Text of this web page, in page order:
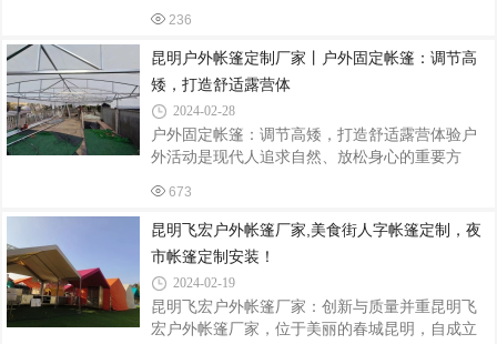
其独特的造型使得帐篷本身就具有一定的观赏
与商业街人字帐篷便是这一趋势下的新兴产物。
它们不仅是商业活动的平台，更是城市文化与时
尚生活的新名片。一、网红集市帐篷：时尚与潮
流的聚集地网红集市帐篷以其独特的外观和创意
的设计，吸引了众多年轻人的目光。这些帐篷通
常采用鲜艳的颜色和个性化的图案，让人一眼就
能感受到其时尚与潮流的气息。在集市上，你可
以看到各式各样的商品，从手工艺品到创意小
236
昆明户外帐篷定制厂家丨户外固定帐篷：调节高
矮，打造舒适露营体
2024-02-28
户外固定帐篷：调节高矮，打造舒适露营体验户
外活动是现代人追求自然、放松身心的重要方
不言而喻。在户外活动中，一款好的帐篷不仅能
提供安全舒适的休息环境，还能为我们的旅程增
添不少乐趣。今天，我们就来聊一聊户外固定帐
篷，特别是它的一项独特功能——调节高矮。
一、户外帐篷的种类与选择户外帐篷的种类繁
多，按用途可分为徒步帐篷、露营帐篷、高山帐
篷等；按结构可分为单层帐篷、双层帐篷、蒙古
673
昆明飞宏户外帐篷厂家,美食街人字帐篷定制，夜
市帐篷定制安装！
2024-02-19
昆明飞宏户外帐篷厂家：创新与质量并重昆明飞
宏户外帐篷厂家，位于美丽的春城昆明，自成立